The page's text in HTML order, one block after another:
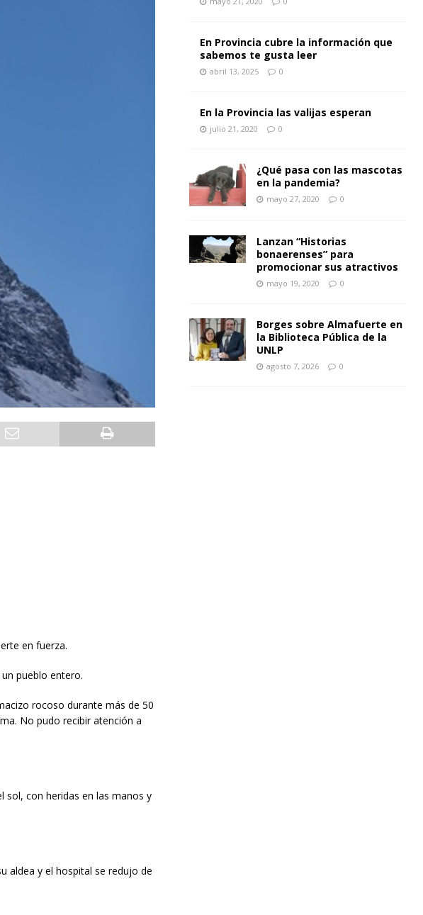
en fuerza.
pueblo entero.
rocoso durante más de 50
No pudo recibir atención a
sol, con heridas en las manos y
aldea y el hospital se redujo de
En Provincia cubre la información que
sabemos te gusta leer
abril 13, 2025 0
En la Provincia las valijas esperan
julio 21, 2020 0
¿Qué pasa con las mascotas
en la pandemia?
mayo 27, 2020 0
Lanzan “Historias
bonaerenses” para
promocionar sus atractivos
mayo 19, 2020 0
Borges sobre Almafuerte en
la Biblioteca Pública de la
UNLP
agosto 7, 2026 0